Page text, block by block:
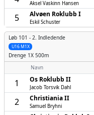
Aksel Vaskinn Hansen
5 Alvøen Roklubb I
Eskil Schuster
Løb 101 - 2. Indledende
U16 M1X
Drenge 1X 500m
Navn
1 Os Roklubb II
Jacob Torsvik Dahl
2 Christiania II
Samuel Bryhni